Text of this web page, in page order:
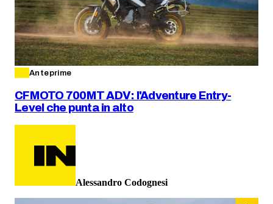
Anteprime
CFMOTO 700MT ADV: l'Adventure Entry-
Level che punta in alto
Alessandro Codognesi